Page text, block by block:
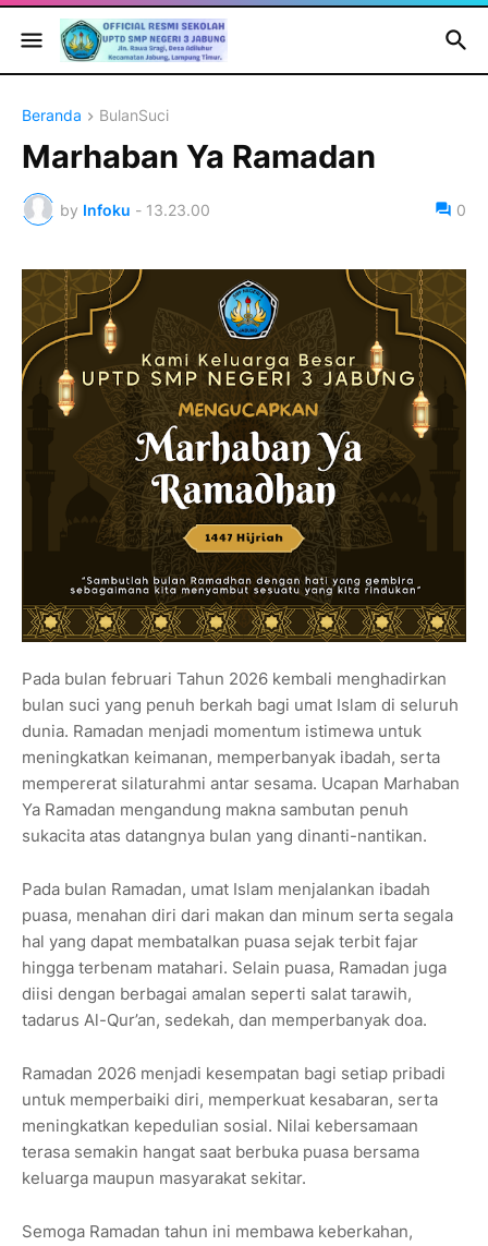
Beranda BulanSuci
Marhaban Ya Ramadan
by Infoku - 13.23.00 0
Pada bulan februari Tahun 2026 kembali menghadirkan
bulan suci yang penuh berkah bagi umat Islam di seluruh
dunia. Ramadan menjadi momentum istimewa untuk
meningkatkan keimanan, memperbanyak ibadah, serta
mempererat silaturahmi antar sesama. Ucapan Marhaban
Ya Ramadan mengandung makna sambutan penuh
sukacita atas datangnya bulan yang dinanti-nantikan.
Pada bulan Ramadan, umat Islam menjalankan ibadah
puasa, menahan diri dari makan dan minum serta segala
hal yang dapat membatalkan puasa sejak terbit fajar
hingga terbenam matahari. Selain puasa, Ramadan juga
diisi dengan berbagai amalan seperti salat tarawih,
tadarus Al-Qur’an, sedekah, dan memperbanyak doa.
Ramadan 2026 menjadi kesempatan bagi setiap pribadi
untuk memperbaiki diri, memperkuat kesabaran, serta
meningkatkan kepedulian sosial. Nilai kebersamaan
terasa semakin hangat saat berbuka puasa bersama
keluarga maupun masyarakat sekitar.
Semoga Ramadan tahun ini membawa keberkahan,